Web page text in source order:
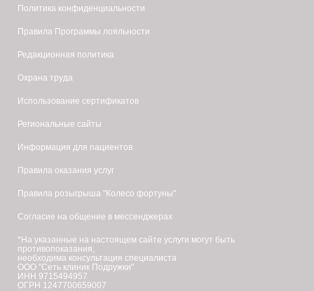
Политика конфиденциальности
Правила Программы лояльности
Редакционная политика
Охрана труда
Использование сертификатов
Региональные сайты
Информация для пациентов
Правила оказания услуг
Правила розыгрыша "Колесо фортуны"
Согласие на общение в мессенджерах
*На указанные на настоящем сайте услуги могут быть
противопоказания,
необходима консультация специалиста
ООО "Сеть клиник Подружки"
ИНН 9715494957
ОГРН 1247700659007